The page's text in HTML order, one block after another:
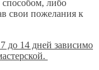
либо
свои пожелания к
7 до 14 дней зависимо